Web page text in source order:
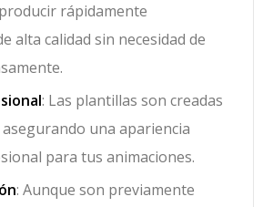
rápidamente
alta calidad sin necesidad de
: Las plantillas son creadas
una apariencia
para tus animaciones.
: Aunque son previamente